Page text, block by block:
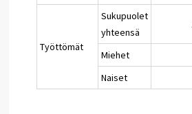
Työttömät
Sukupuolet
yhteensä
Miehet
Naiset